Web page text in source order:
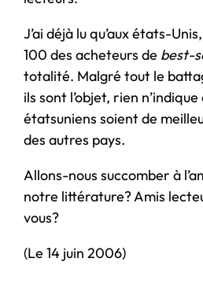
J’ai déjà lu qu’aux états-
100 des acheteurs de best-
totalité. Malgré tout le
ils sont l’objet, rien
étatsuniens soient de
des autres pays.
Allons-nous succomber à
notre littérature? Amis
vous?
(Le 14 juin 2006)